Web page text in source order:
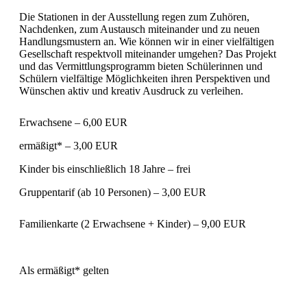
Die Stationen in der Ausstellung regen zum Zuhören,
Nachdenken, zum Austausch miteinander und zu neuen
Handlungsmustern an. Wie können wir in einer vielfältigen
Gesellschaft respektvoll miteinander umgehen? Das Projekt
und das Vermittlungsprogramm bieten Schülerinnen und
Schülern vielfältige Möglichkeiten ihren Perspektiven und
Wünschen aktiv und kreativ Ausdruck zu verleihen.
Erwachsene – 6,00 EUR
ermäßigt* – 3,00 EUR
Kinder bis einschließlich 18 Jahre – frei
Gruppentarif (ab 10 Personen) – 3,00 EUR
Familienkarte (2 Erwachsene + Kinder) – 9,00 EUR
Als ermäßigt* gelten